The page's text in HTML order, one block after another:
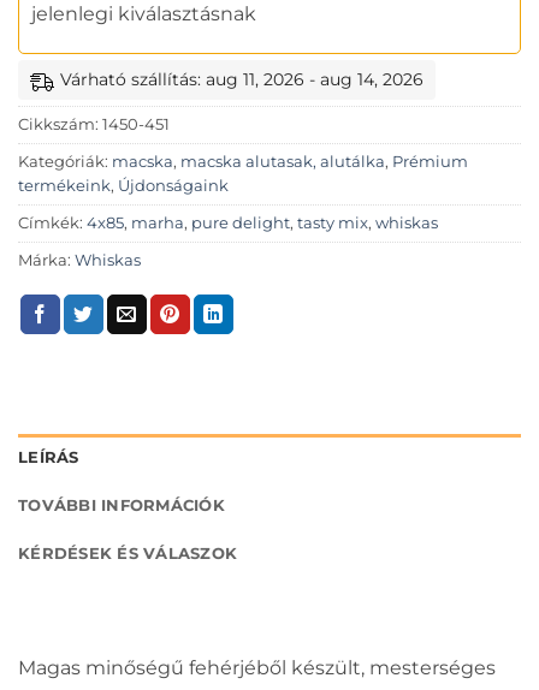
jelenlegi kiválasztásnak
Várható szállítás: aug 11, 2026 - aug 14, 2026
Cikkszám: 1450-451
Kategóriák: macska, macska alutasak, alutálka, Prémium
termékeink, Újdonságaink
Címkék: 4x85, marha, pure delight, tasty mix, whiskas
Márka: Whiskas
LEÍRÁS
TOVÁBBI INFORMÁCIÓK
KÉRDÉSEK ÉS VÁLASZOK
Magas minőségű fehérjéből készült, mesterséges